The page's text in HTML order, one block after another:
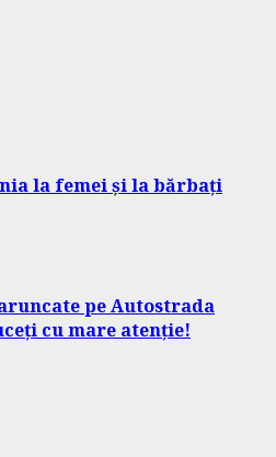
la femei și la bărbați
pe Autostrada
cu mare atenție!